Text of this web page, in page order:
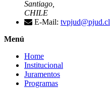
Santiago,
CHILE
E-Mail: tvpjud@pjud.cl
Menú
Home
Institucional
Juramentos
Programas